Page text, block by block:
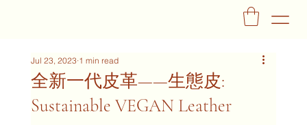
全新一代皮革——生態皮:
Sustainable VEGAN Leather
Jul 23, 2023 1 min read